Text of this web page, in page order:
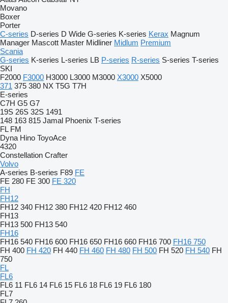
Movano
Boxer
Porter
C-series D-series D Wide G-series K-series Kerax Magnum
Manager Mascott Master Midliner Midlum Premium
Scania
G-series K-series L-series LB P-series R-series S-series T-series
SKI
F2000 F3000 H3000 L3000 M3000 X3000 X5000
371 375 380 NX T5G T7H
E-series
C7H G5 G7
19S 26S 32S 1491
148 163 815 Jamal Phoenix T-series
FL FM
Dyna Hino ToyoAce
4320
Constellation Crafter
Volvo
A-series B-series F89 FE
FE 280 FE 300 FE 320
FH
FH12
FH12 340 FH12 380 FH12 420 FH12 460
FH13
FH13 500 FH13 540
FH16
FH16 540 FH16 600 FH16 650 FH16 660 FH16 700 FH16 750
FH 400 FH 420 FH 440 FH 460 FH 480 FH 500 FH 520 FH 540 FH
750
FL
FL6
FL6 11 FL6 14 FL6 15 FL6 18 FL6 19 FL6 180
FL7